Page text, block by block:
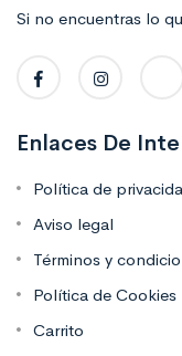
Si no encuentras lo
Enlaces De
Política de
Aviso legal
Términos y
Política de Cookies
Carrito